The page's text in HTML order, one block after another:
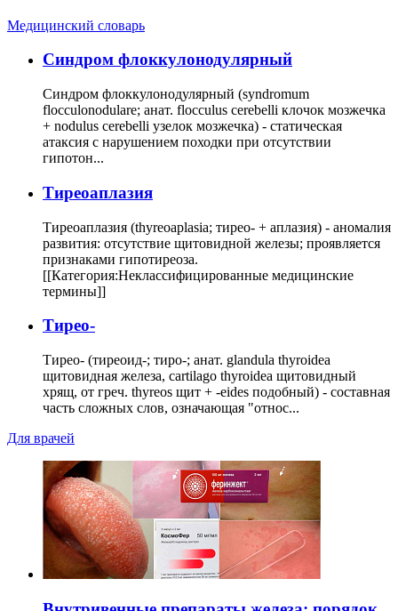
Медицинский словарь
Cиндром флоккулонодулярный
Синдром флоккулонодулярный (syndromum
flocculonodulare; анат. flocculus cerebelli клочок мозжечка
+ nodulus cerebelli узелок мозжечка) - статическая
атаксия с нарушением походки при отсутствии
гипотон...
Тиреоаплазия
Тиреоаплазия (thyreoaplasia; тирео- + аплазия) - аномалия
развития: отсутствие щитовидной железы; проявляется
признаками гипотиреоза.
[[Категория:Неклассифицированные медицинские
термины]]
Тирео-
Тирео- (тиреоид-; тиро-; анат. glandula thyroidea
щитовидная железа, cartilago thyroidea щитовидный
хрящ, от греч. thyreos щит + -eides подобный) - составная
часть сложных слов, означающая "относ...
Для врачей